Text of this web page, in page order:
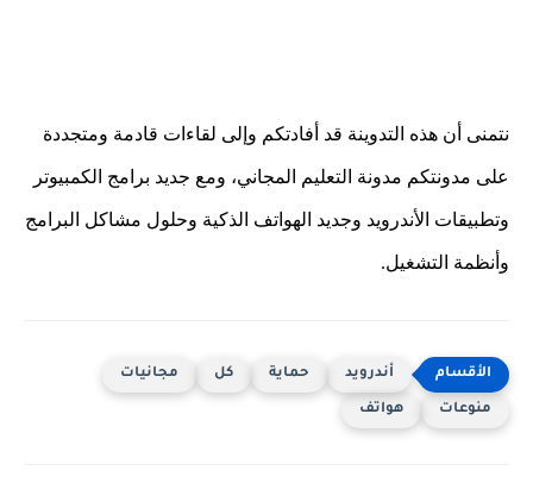
نتمنى أن هذه التدوينة قد أفادتكم وإلى لقاءات قادمة ومتجددة
على مدونتكم مدونة التعليم المجاني، ومع جديد برامج الكمبيوتر
وتطبيقات الأندرويد وجديد الهواتف الذكية وحلول مشاكل البرامج
وأنظمة التشغيل.
أندرويد حماية كل مجانيات
منوعات هواتف